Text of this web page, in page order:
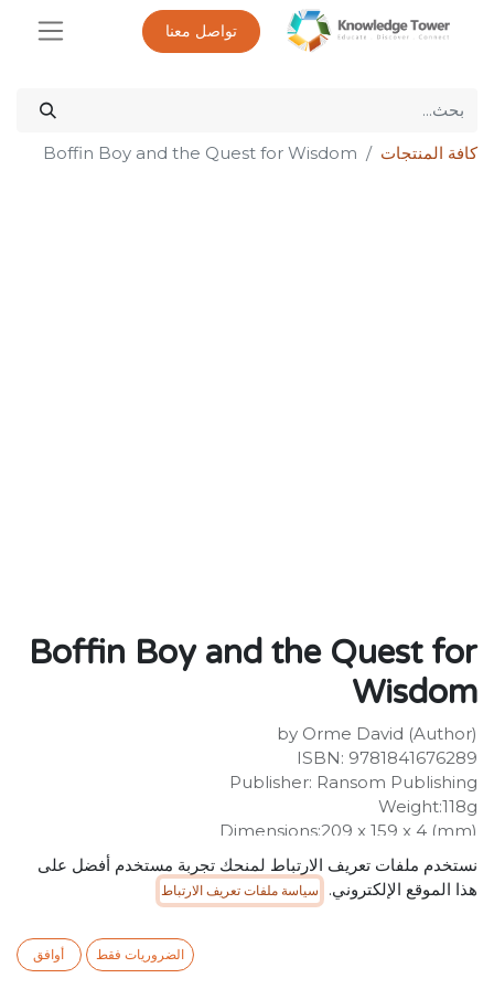
تواصل معنا
كافة المنتجات Boffin Boy and the Quest for Wisdom
Boffin Boy and the Quest for
Wisdom
by Orme David (Author)
ISBN: 9781841676289
Publisher: Ransom Publishing
Weight:118g
Dimensions:209 x 159 x 4 (mm)
34.99
SR شامل ضريبة القيمة المضافة
نستخدم ملفات تعريف الارتباط لمنحك تجربة مستخدم أفضل على
هذا الموقع الإلكتروني.
سياسة ملفات تعريف الارتباط
الضروريات فقط أوافق